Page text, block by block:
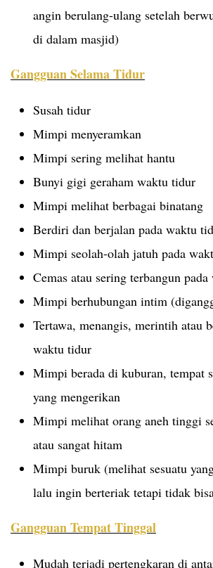
angin berulang-ulang setelah
di dalam masjid)
Gangguan Selama Tidur
Susah tidur
Mimpi menyeramkan
Mimpi sering melihat hantu
Bunyi gigi geraham waktu tidur
Mimpi melihat berbagai binatang
Berdiri dan berjalan pada waktu
Mimpi seolah-olah jatuh pada
Cemas atau sering terbangun
Mimpi berhubungan intim
Tertawa, menangis, merintih atau
waktu tidur
Mimpi berada di kuburan, tempat
yang mengerikan
Mimpi melihat orang aneh tinggi
atau sangat hitam
Mimpi buruk (melihat sesuatu
lalu ingin berteriak tetapi tidak
Gangguan Tempat Tinggal
Mudah terjadi pertengkaran di